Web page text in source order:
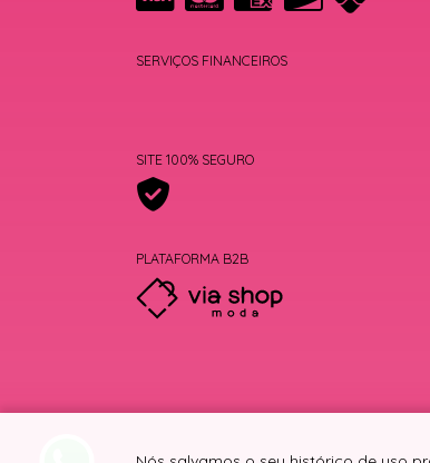
SERVIÇOS FINANCEIROS
SITE 100% SEGURO
PLATAFORMA B2B